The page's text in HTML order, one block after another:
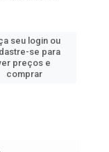
seu login ou
se para
preços e
comprar